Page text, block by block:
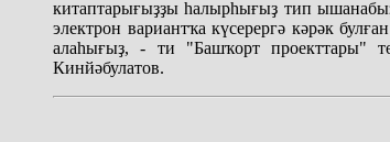
китаптарығыҙҙы һалырһығыҙ тип
электрон вариантҡа күсерергә кәрәк
алаһығыҙ, - ти "Башҡорт проекттары"
Кинйәбулатов.